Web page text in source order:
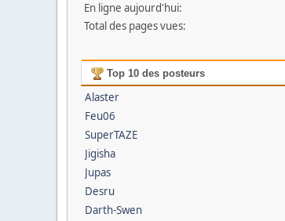
En ligne aujourd'hui:
Total des pages vues:
Top 10 des posteurs
Alaster
Feu06
SuperTAZE
Jigisha
Jupas
Desru
Darth-Swen